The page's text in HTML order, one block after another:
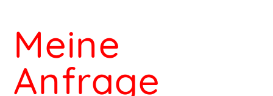
Meine
Anfrage